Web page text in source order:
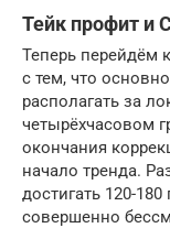
Тейк профит и
Теперь перейдём
с тем, что
располагать за
четырёхчасовом
окончания
начало тренда.
достигать 120-
совершенно